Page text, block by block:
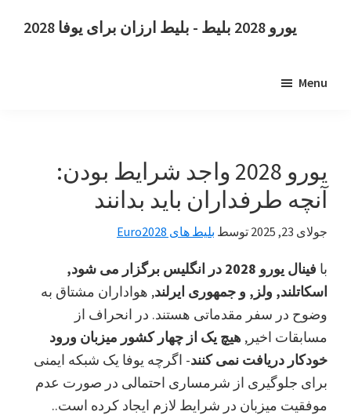
اصلی
کناری
یورو 2028 بلیط - بلیط ارزان برای یوفا 2028
بلیط.
بلیط
قهرمانی
فوتبال
اروپا
ومبلی
لندن,
منچستر,
کاردیف,
پارک
ویلا
Menu
یورو 2028 واجد شرایط بودن:
آنچه طرفداران باید بدانند
جولای 23, 2025 توسط بلیط های Euro2028
با
فینال یورو 2028 در انگلیس برگزار می شود,
اسکاتلند, ولز, و جمهوری ایرلند, هواداران مشتاق به
وضوح در سفر مقدماتی هستند. در انحراف از
مسابقات اخیر, هیچ یک از چهار کشور میزبان ورود
خودکار دریافت نمی کنند- اگرچه یوفا یک شبکه ایمنی
برای جلوگیری از شرمساری احتمالی در صورت عدم
موفقیت میزبان در شرایط لازم ایجاد کرده است..